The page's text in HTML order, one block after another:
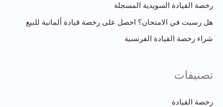
رخصة القيادة السويدية المسجلة
هل رسبت في الامتحان؟ احصل على رخصة قيادة ألمانية للبيع
شراء رخصة القيادة الفرنسية
تصنيفات
رخصة القيادة